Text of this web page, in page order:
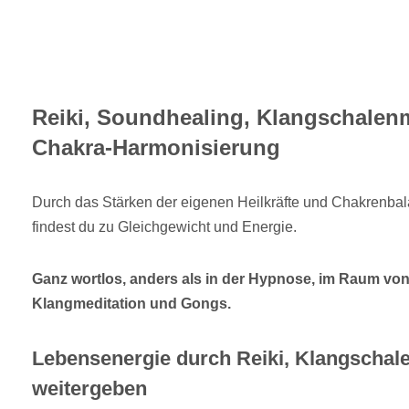
Reiki, Soundhealing,
Chakra-Harmonisierung
Durch das Stärken der eigenen Heilkräfte und
findest du zu Gleichgewicht und Energie.
Ganz wortlos, anders als in der Hypnose, im Raum
Klangmeditation und Gongs.
Lebensenergie durch Reiki,
weitergeben